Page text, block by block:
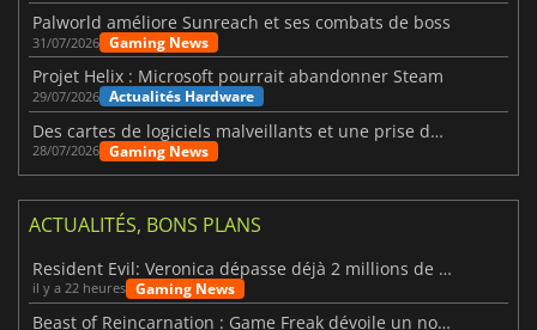
Palworld améliore Sunreach et ses combats de boss
31/07/2026 Gaming News
Projet Helix : Microsoft pourrait abandonner Steam
29/07/2026 Actualités Hardware
Des cartes de logiciels malveillants et une prise de contrôle de Discord ont touché Meccha Chameleon
28/07/2026 Gaming News
ACTUALITÉS, BONS PLANS
Resident Evil: Veronica dépasse déjà 2 millions de wishlists
il y a 22 heures Gaming News
Beast of Reincarnation : Game Freak dévoile un nouveau pari